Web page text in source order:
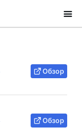
Обзор
Обзор